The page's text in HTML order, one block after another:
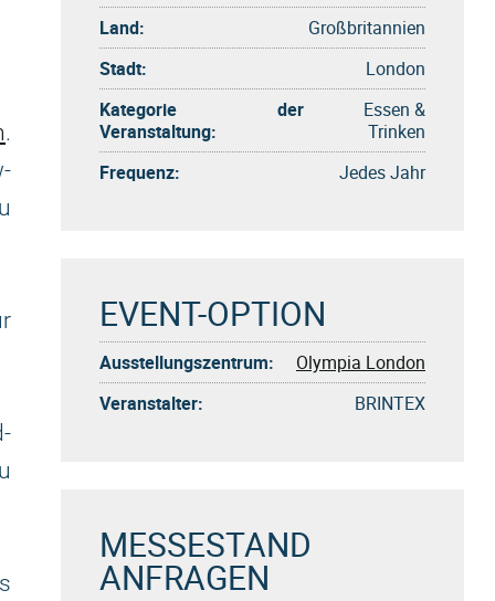
.
Land:
Großbritannien
Stadt:
London
Kategorie der
Veranstaltung:
Essen &
Trinken
Frequenz:
Jedes Jahr
EVENT-OPTION
Ausstellungszentrum:
Olympia London
Veranstalter:
BRINTEX
MESSESTAND
ANFRAGEN